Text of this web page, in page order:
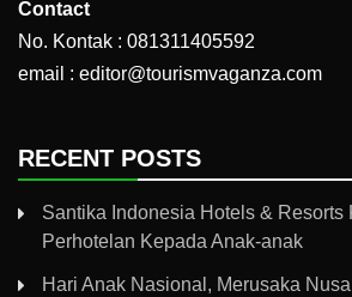
Contact
No. Kontak : 081311405592
email : editor@tourismvaganza.com
RECENT POSTS
Santika Indonesia Hotels & Resorts
Perhotelan Kepada Anak-anak
Hari Anak Nasional, Merusaka